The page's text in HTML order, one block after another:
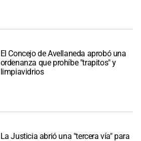
El Concejo de Avellaneda aprobó una
ordenanza que prohíbe "trapitos" y
limpiavidrios
La Justicia abrió una "tercera vía" para